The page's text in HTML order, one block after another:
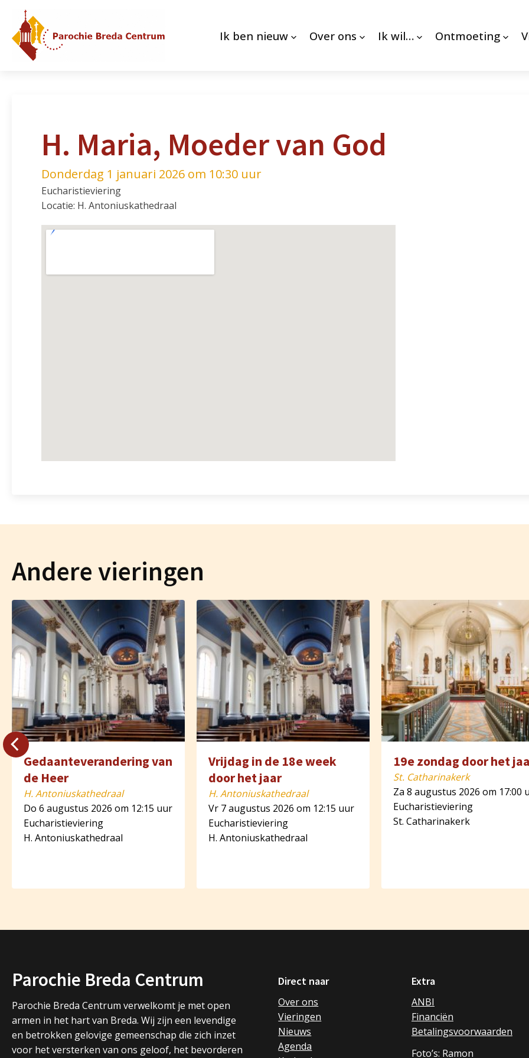
Ik ben nieuw Over ons Ik wil… Ontmoeting
H. Maria, Moeder van God
Donderdag 1 januari 2026 om 10:30 uur
Eucharistieviering
Locatie: H. Antoniuskathedraal
Andere vieringen
Gedaanteverandering van
de Heer
H. Antoniuskathedraal
Do 6 augustus 2026 om 12:15 uur
Eucharistieviering
H. Antoniuskathedraal
Vrijdag in de 18e week
door het jaar
H. Antoniuskathedraal
Vr 7 augustus 2026 om 12:15 uur
Eucharistieviering
H. Antoniuskathedraal
19e zondag door het
St. Catharinakerk
Za 8 augustus 2026 om 17:00
Eucharistieviering
St. Catharinakerk
Parochie Breda Centrum
Parochie Breda Centrum verwelkomt je met open
armen in het hart van Breda. Wij zijn een levendige
en betrokken gelovige gemeenschap die zich inzet
voor het versterken van ons geloof, het bevorderen
Direct naar
Over ons
Vieringen
Nieuws
Agenda
Extra
ANBI
Financiën
Betalingsvoorwaarden
Foto’s: Ramon